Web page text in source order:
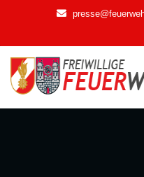
springen